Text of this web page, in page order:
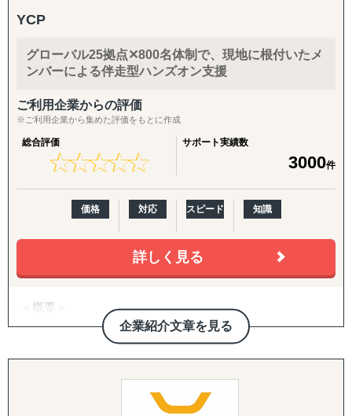
入代行、現地倉庫・物流オペレーションの構築まで、実務
5. 戦略パートナーとしての伴走
の壁打ち相手」として、継続的に併走。米国プランでは
CEO/COOがプロジェクトマネージャーとして直接関与
し、責任を持って成果にコミットします。
入口から拡大までをつなぐパッケージ
海外展開の「最初の一歩」として、有望国選定・需要調
査・現地規制調査・初期戦略設計・初期営業仮説の整理ま
でを短期集中で実施。方向性を明確にし、次の意思決定に
【海外進出パッケージ（米国）】
準備・戦略フェーズ（事前整理/分析・FDA対応・B2B/EC
準備）から、実行・検証フェーズ（営業代行・パートナー
ご愛用いただいています。
越境ECに関するセミナーも常時Youtubeで閲覧いただけま
YCP
グローバル25拠点✕800名体制で、現地に根付いたメ
ンバーによる伴走型ハンズオン支援
ご利用企業からの評価
※ご利用企業から集めた評価をもとに作成
総合評価
★★★★★
★★★★★
サポート実績数
3000件
価格 対応 スピード 知識
詳しく見る
企業紹介文章を見る
＜概要＞
・アジアを中心とする世界21拠点、コンサルタント800名
体制を有する、日系独立系では最大級のコンサルティング
ファーム（東証上場）
・現地に根付いたローカルメンバーと日本人メンバーが協